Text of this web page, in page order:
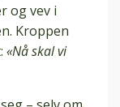
og vev i
Kroppen
«Nå skal vi